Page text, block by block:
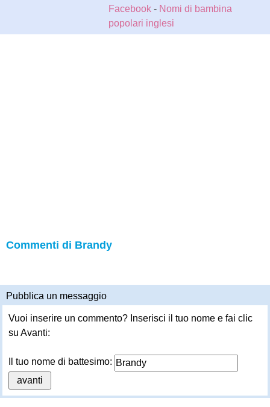
Facebook - Nomi di bambina
popolari inglesi
Commenti di Brandy
Pubblica un messaggio
Vuoi inserire un commento? Inserisci il tuo nome e fai clic
su Avanti:
Il tuo nome di battesimo: